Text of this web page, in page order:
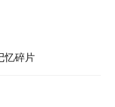
忆碎片